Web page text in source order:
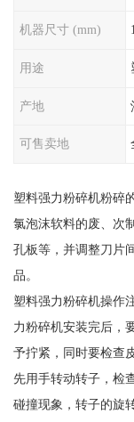
机器尺寸 (mm)
用途
产地
可售卖地
塑料强力粉碎机粉碎
氯泡沫软料的废、次
孔板等，并调整刀片
品。
塑料强力粉碎机操作
力粉碎机安装完后，
予拧紧，同时要检查
先用手转动转子，检
碰撞现象，转子的旋